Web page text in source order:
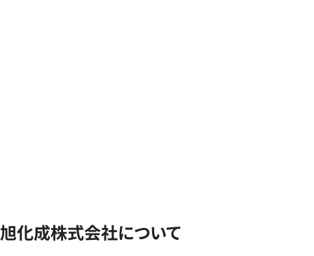
旭化成株式会社について